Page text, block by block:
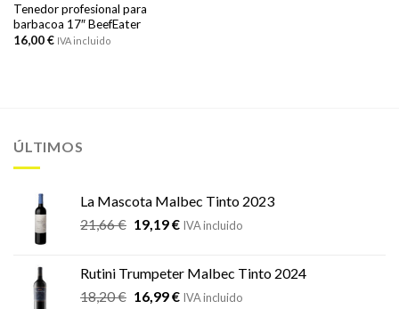
Tenedor profesional para
barbacoa 17″ BeefEater
16,00€ IVA incluido
ÚLTIMOS
La Mascota Malbec Tinto 2023
21,66€ El
era:
21,66 €.
19,19€El
es:
19,19 €.
IVA incluido
Rutini Trumpeter Malbec Tinto 2024
18,20€ El
16,99€ElIVA incluido